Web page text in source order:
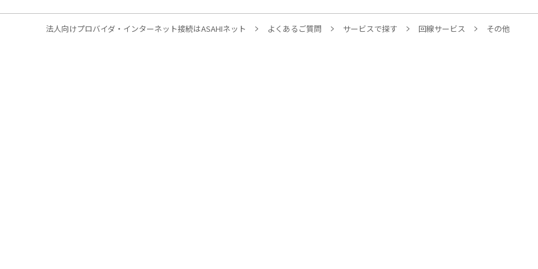
法人向けプロバイダ・インターネット接続はASAHIネット よくあるご質問 サービスで探す 回線サービス その他